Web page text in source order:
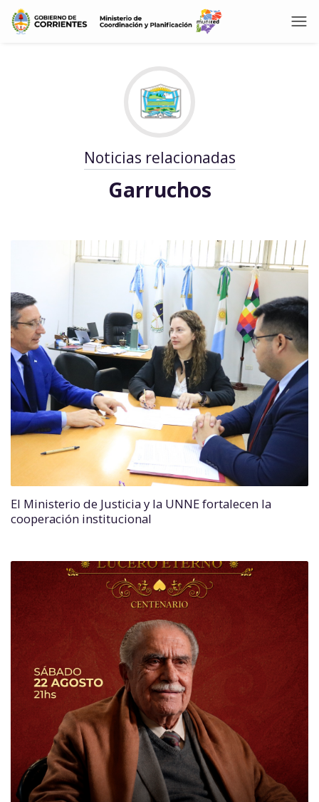
Noticias relacionadas
Garruchos
El Ministerio de Justicia y la UNNE fortalecen la
cooperación institucional